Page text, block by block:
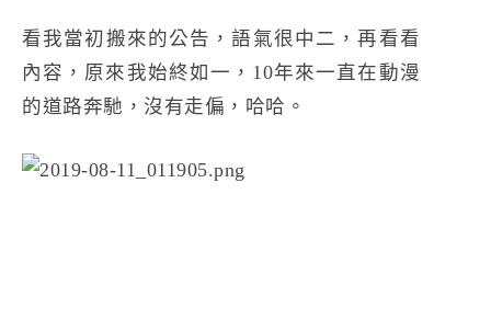
看我當初搬來的公告，語氣很中二，再看看
內容，原來我始終如一，10年來一直在動漫
的道路奔馳，沒有走偏，哈哈。